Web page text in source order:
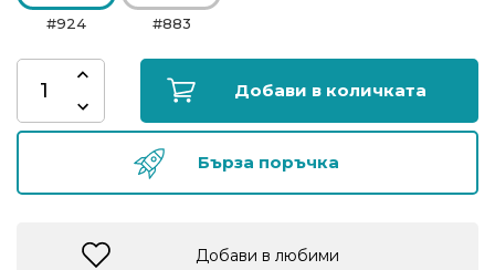
риболов
Дрехи
#924 #883
Добави в количката
Бърза поръчка
Добави в любими